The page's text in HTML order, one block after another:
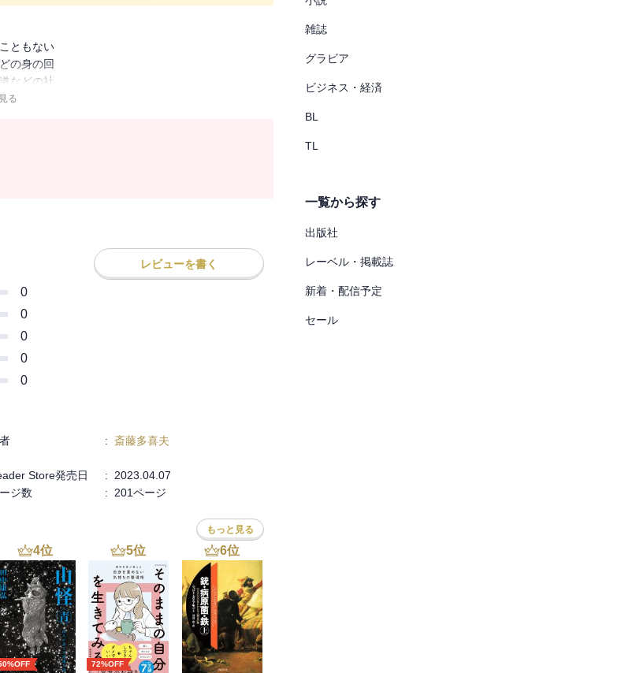
ともない
の身の回
などの社
るもので
の努力や
ら移入さ
初期にか
る
レビューを書く
0
0
0
0
0
: 斎藤多喜夫
Store発売日 :
2023.04.07
ジ数 :
201ページ
もっと見る
4位 5位
72%OFF
6位
雑誌
グラビア
ビジネス・経済
BL
TL
一覧から探す
出版社
レーベル・掲載誌
新着・配信予定
セール